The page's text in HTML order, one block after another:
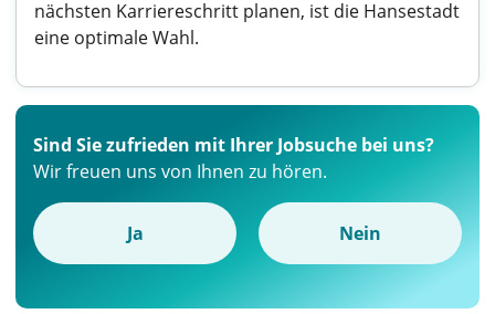
nächsten Karriereschritt planen, ist die Hansestadt
eine optimale Wahl.
Sind Sie zufrieden mit Ihrer Jobsuche bei uns?
Wir freuen uns von Ihnen zu hören.
Ja Nein